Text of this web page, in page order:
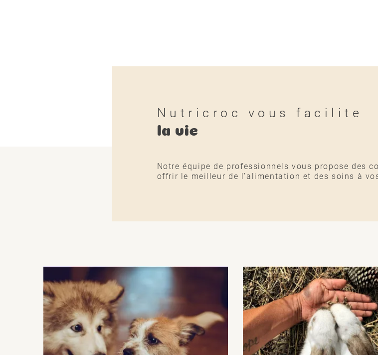
Nutricroc vous facilite
la vie
Notre équipe de professionnels vous propose des
offrir le meilleur de l’alimentation et des soins à